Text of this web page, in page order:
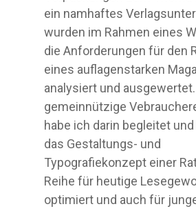
ein namhaftes
wurden im Rahmen eines
die Anforderungen für den
eines auflagenstarken
analysiert und
gemeinnützige
habe ich darin begleitet
das Gestaltungs- und
Typografiekonzept einer
Reihe für heutige
optimiert und auch für